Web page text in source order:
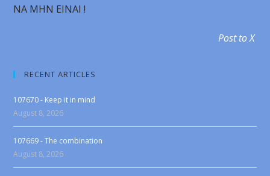
NA MHN EINAI !
Post to X
RECENT ARTICLES
107670 - Keep it in mind
August 8, 2026
107669 - The combination
August 8, 2026